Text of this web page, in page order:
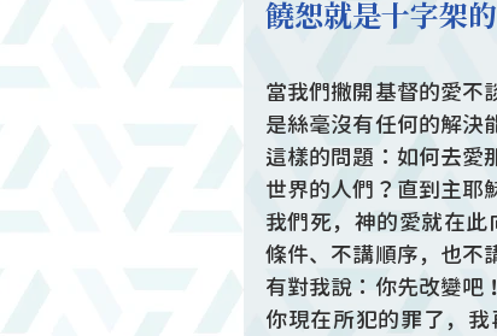
饒恕就是十字架
當我們撇開基督的愛不
是絲毫沒有任何的解決
這樣的問題：如何去愛
世界的人們？直到主耶
我們死，神的愛就在此
條件、不講順序，也不
有對我說：你先改變吧
你現在所犯的罪了，